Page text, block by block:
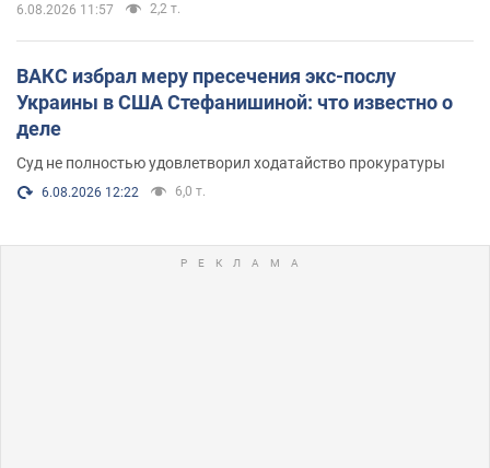
6.08.2026 11:57 2,2 т.
ВАКС избрал меру пресечения экс-послу
Украины в США Стефанишиной: что известно о
деле
Суд не полностью удовлетворил ходатайство прокуратуры
6.08.2026 12:22 6,0 т.